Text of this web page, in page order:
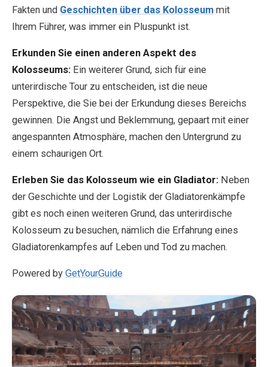
Fakten und Geschichten über das Kolosseum mit
Ihrem Führer, was immer ein Pluspunkt ist.
Erkunden Sie einen anderen Aspekt des
Kolosseums: Ein weiterer Grund, sich für eine
unterirdische Tour zu entscheiden, ist die neue
Perspektive, die Sie bei der Erkundung dieses Bereichs
gewinnen. Die Angst und Beklemmung, gepaart mit einer
angespannten Atmosphäre, machen den Untergrund zu
einem schaurigen Ort.
Erleben Sie das Kolosseum wie ein Gladiator: Neben
der Geschichte und der Logistik der Gladiatorenkämpfe
gibt es noch einen weiteren Grund, das unterirdische
Kolosseum zu besuchen, nämlich die Erfahrung eines
Gladiatorenkampfes auf Leben und Tod zu machen.
Powered by GetYourGuide